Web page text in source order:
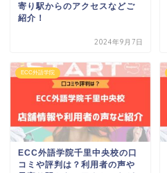
寄り駅からのアクセスなどご
紹介！
2024年9月7日
ECC外語学院
ECC外語学院千里中央校の口
コミや評判は？利用者の声や